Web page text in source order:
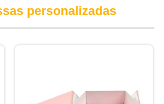
personalizadas